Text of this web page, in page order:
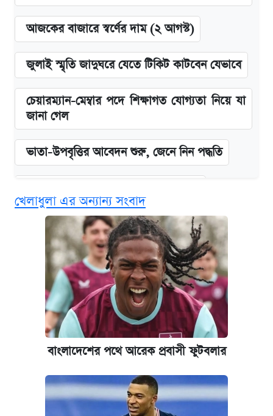
আজকের বাজারে স্বর্ণের দাম (২ আগস্ট)
জুলাই স্মৃতি জাদুঘরে যেতে টিকিট কাটবেন যেভাবে
চেয়ারম্যান-মেম্বার পদে শিক্ষাগত যোগ্যতা নিয়ে যা
জানা গেল
ভাতা-উপবৃত্তির আবেদন শুরু, জেনে নিন পদ্ধতি
‘গুলশানের চামেলি’ তে যৌনকর্মীর দালাল অ্যাডলফ
আজ শুক্রবার রাজধানীর যেসব মার্কেট-দোকানপাট
কবে শুরু হচ্ছে ঢাবির ভর্তি আবেদন, জানাল কর্তৃপক্ষ
নবম জাতীয় পে-স্কেল নিয়ে সর্বশেষ যা জানা গেল
খেলাধুলা এর অন্যান্য সংবাদ
বাংলাদেশের পথে আরেক প্রবাসী ফুটবলার